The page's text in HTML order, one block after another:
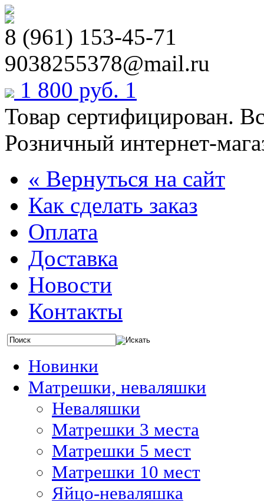
8 (961) 153-45-71
9038255378@mail.ru
1 800 руб. 1
Товар сертифицирован.
Розничный интернет-
« Вернуться на сайт
Как сделать заказ
Оплата
Доставка
Новости
Контакты
Новинки
Матрешки, неваляшки
Неваляшки
Матрешки 3 места
Матрешки 5 мест
Матрешки 10 мест
Яйцо-неваляшка